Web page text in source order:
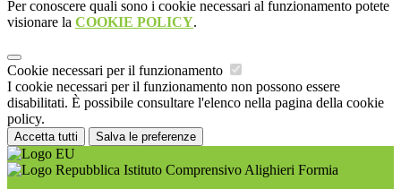
Per conoscere quali sono i cookie necessari al funzionamento potete
visionare la COOKIE POLICY.
Cookie necessari per il funzionamento
I cookie necessari per il funzionamento non possono essere
disabilitati. È possibile consultare l'elenco nella pagina della cookie
policy.
Accetta tutti Salva le preferenze
Istituto Comprensivo Alighieri Formia